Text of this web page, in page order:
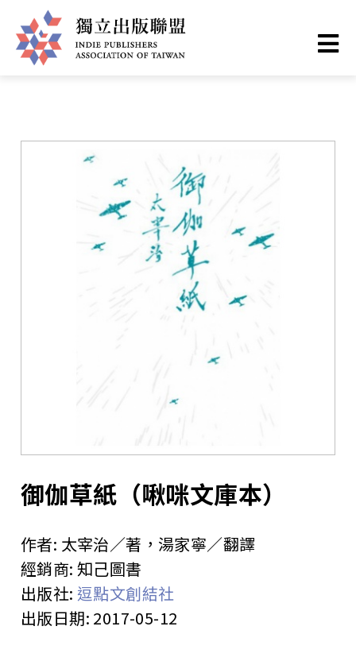
至
主
立
您
裡
首頁 ❯ 書籍一覽
御伽草紙（啾咪文庫本）
作者: 太宰治／著，湯家寧／翻譯
經銷商: 知己圖書
出版社: 逗點文創結社
出版日期: 2017-05-12